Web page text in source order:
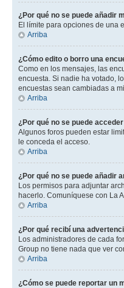
¿Por qué no se puede añadir
El límite para opciones de una
Arriba
¿Cómo edito o borro una
Como en los mensajes, las
encuesta. Si nadie ha votado,
encuestas sean cambiadas a
Arriba
¿Por qué no se puede
Algunos foros pueden estar
le conceda el acceso.
Arriba
¿Por qué no se puede añadir
Los permisos para adjuntar
hacerlo. Comuníquese con La
Arriba
¿Por qué recibí una
Los administradores de cada
Group no tiene nada que ver
Arriba
¿Cómo se puede reportar un